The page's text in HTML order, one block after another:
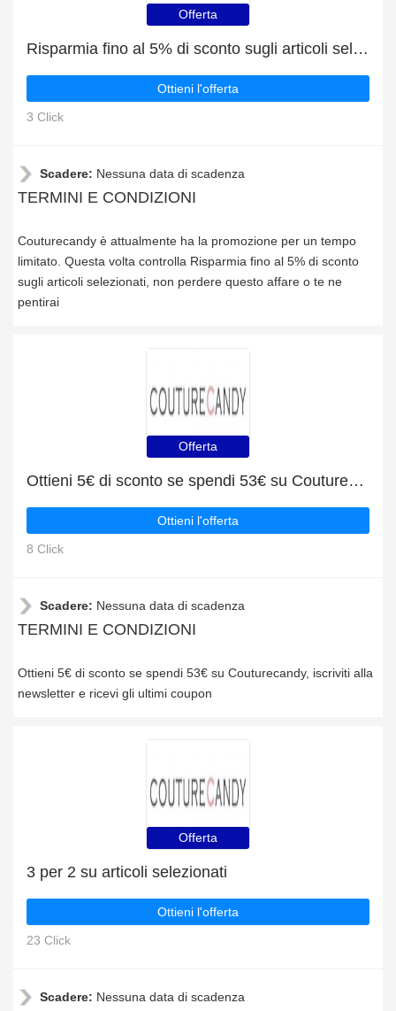
Offerta
Risparmia fino al 5% di sconto sugli articoli selezionati
Ottieni l'offerta
3 Click
Scadere: Nessuna data di scadenza
TERMINI E CONDIZIONI
Couturecandy è attualmente ha la promozione per un tempo
limitato. Questa volta controlla Risparmia fino al 5% di sconto
sugli articoli selezionati, non perdere questo affare o te ne
pentirai
Offerta
Ottieni 5€ di sconto se spendi 53€ su Couturecandy
Ottieni l'offerta
8 Click
Scadere: Nessuna data di scadenza
TERMINI E CONDIZIONI
Ottieni 5€ di sconto se spendi 53€ su Couturecandy, iscriviti alla
newsletter e ricevi gli ultimi coupon
Offerta
3 per 2 su articoli selezionati
Ottieni l'offerta
23 Click
Scadere: Nessuna data di scadenza